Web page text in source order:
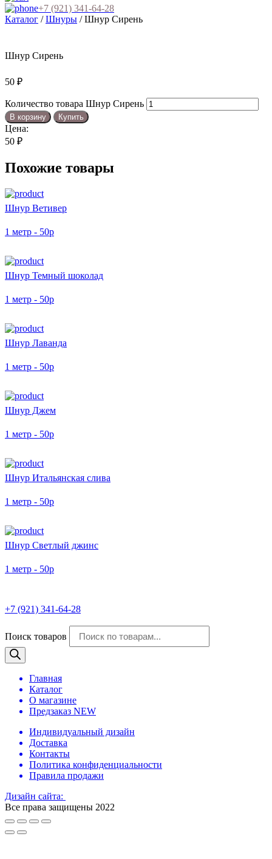
+7 (921) 341-64-28
Каталог /Шнуры / Шнур Сирень
Шнур Сирень
50 ₽
Количество товара Шнур Сирень
В корзину Купить
Цена:
50 ₽
Похожие товары
Шнур Ветивер
1 метр - 50р
Шнур Темный шоколад
1 метр - 50р
Шнур Лаванда
1 метр - 50р
Шнур Джем
1 метр - 50р
Шнур Итальянская слива
1 метр - 50р
Шнур Светлый джинс
1 метр - 50р
+7 (921) 341-64-28
Поиск товаров
Главная
Каталог
О магазине
Предзаказ NEW
Индивидуальный дизайн
Доставка
Контакты
Политика конфиденциальности
Правила продажи
Дизайн сайта:
Все права защищены 2022